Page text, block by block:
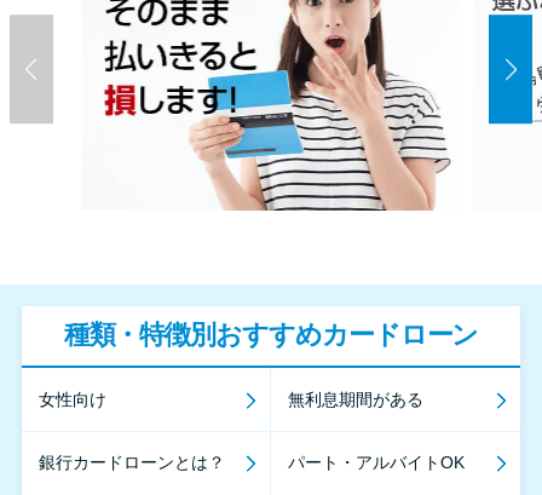
種類・特徴別おすすめカードローン
女性向け 無利息期間がある
銀行カードローンとは？ パート・アルバイトOK